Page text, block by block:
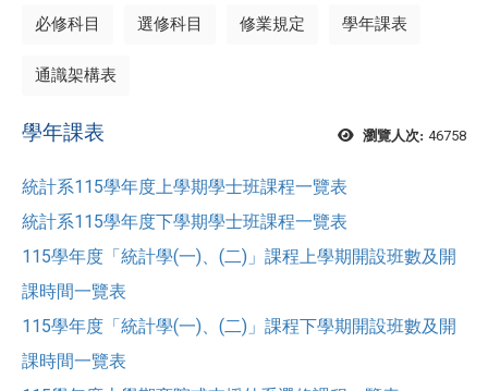
必修科目 選修科目 修業規定 學年課表
通識架構表
瀏覽人次: 46758
學年課表
統計系115學年度上學期學士班課程一覽表
統計系115學年度下學期學士班課程一覽表
115學年度「統計學(一)、(二)」課程上學期開設班數及開
課時間一覽表
115學年度「統計學(一)、(二)」課程下學期開設班數及開
課時間一覽表